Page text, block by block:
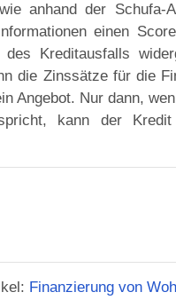
anhand der Schufa-
einen
Kreditausfalls
die Zinssätze für die
Angebot. Nur dann,
kann der
Finanzierung von